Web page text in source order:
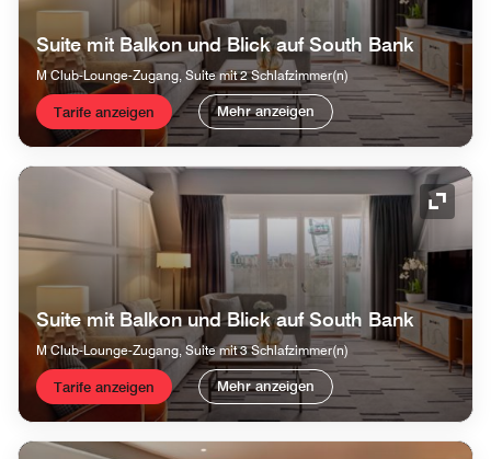
Suite mit Balkon und Blick auf South Bank
M Club-Lounge-Zugang, Suite mit 2 Schlafzimmer(n)
Tarife anzeigen Mehr anzeigen
Suite mit Balkon und Blick auf South Bank
M Club-Lounge-Zugang, Suite mit 3 Schlafzimmer(n)
Tarife anzeigen Mehr anzeigen